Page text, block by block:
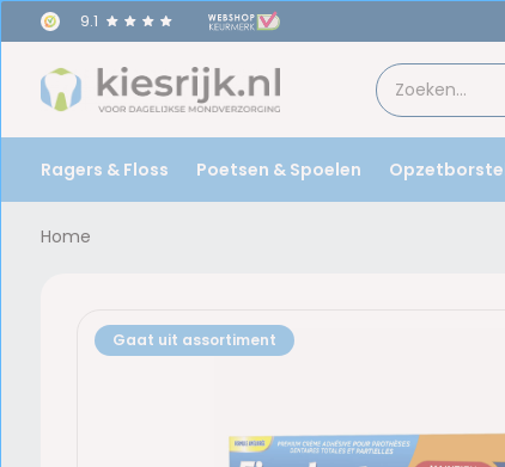
9.1
Ragers & Floss Poetsen & Spoelen
Home
Gaat uit assortiment